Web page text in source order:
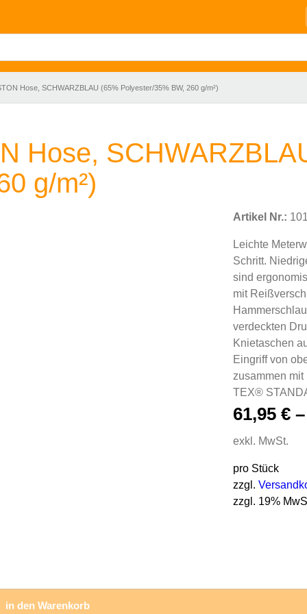
Hose, SCHWARZBLAU (65% Polyester/35% BW, 260 g/m²)
Hose,
g/m²)
Artikel Nr.:
Leichte
Schritt.
sind
mit
verdeckten
Knietaschen
Eingriff von
zusammen
TEX®
61,95 €–
exkl. MwSt.
pro Stück
zzgl.
zzgl. 19%
in den Warenkorb